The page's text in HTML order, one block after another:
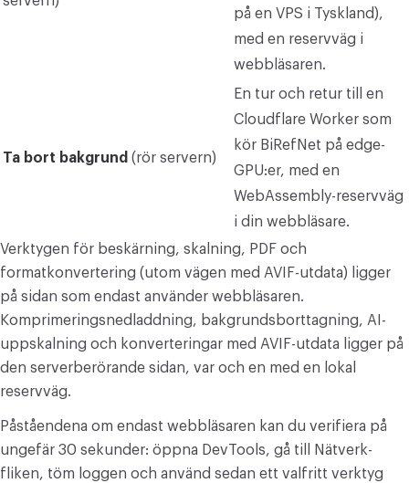
på en VPS i Tyskland),
med en reservväg i
webbläsaren.
Ta bort bakgrund (rör servern)
En tur och retur till en
Cloudflare Worker som
kör BiRefNet på edge-
GPU:er, med en
WebAssembly-reservväg
i din webbläsare.
Verktygen för beskärning, skalning, PDF och
formatkonvertering (utom vägen med AVIF-utdata) ligger
på sidan som endast använder webbläsaren.
Komprimeringsnedladdning, bakgrundsborttagning, AI-
uppskalning och konverteringar med AVIF-utdata ligger på
den serverberörande sidan, var och en med en lokal
reservväg.
Påståendena om endast webbläsaren kan du verifiera på
ungefär 30 sekunder: öppna DevTools, gå till Nätverk-
fliken, töm loggen och använd sedan ett valfritt verktyg